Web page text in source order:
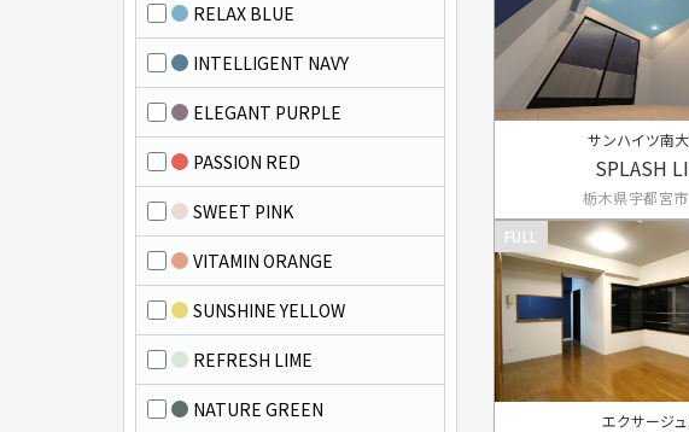
サンハイツ南
SPLASH
栃木県宇都宮
FULL
エクサージュ
RELAX BLUE
INTELLIGENT NAVY
ELEGANT PURPLE
PASSION RED
SWEET PINK
VITAMIN ORANGE
SUNSHINE YELLOW
REFRESH LIME
NATURE GREEN